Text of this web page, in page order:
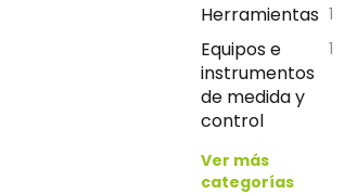
Herramientas 1
Equipos e
instrumentos
de medida y
control
1
Ver más
categorías